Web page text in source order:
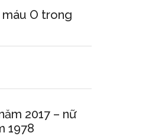
O trong
2017 – nữ
1978